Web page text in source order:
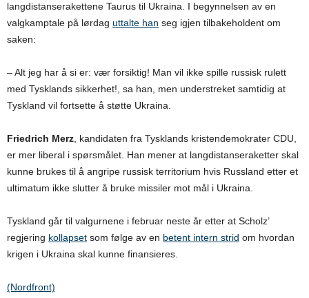
langdistanserakettene Taurus til Ukraina. I begynnelsen av en
valgkamptale på lørdag uttalte han seg igjen tilbakeholdent om
saken:
– Alt jeg har å si er: vær forsiktig! Man vil ikke spille russisk rulett
med Tysklands sikkerhet!, sa han, men understreket samtidig at
Tyskland vil fortsette å støtte Ukraina.
Friedrich Merz, kandidaten fra Tysklands kristendemokrater CDU,
er mer liberal i spørsmålet. Han mener at langdistanseraketter skal
kunne brukes til å angripe russisk territorium hvis Russland etter et
ultimatum ikke slutter å bruke missiler mot mål i Ukraina.
Tyskland går til valgurnene i februar neste år etter at Scholz’
regjering kollapset som følge av en betent intern strid om hvordan
krigen i Ukraina skal kunne finansieres.
(Nordfront)